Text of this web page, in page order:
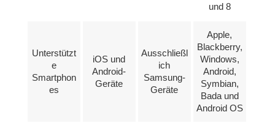
und 8
Unterstützt
e
Smartphon
es
iOS und
Android-
Geräte
Ausschließl
ich
Samsung-
Geräte
Apple,
Blackberry,
Windows,
Android,
Symbian,
Bada und
Android OS